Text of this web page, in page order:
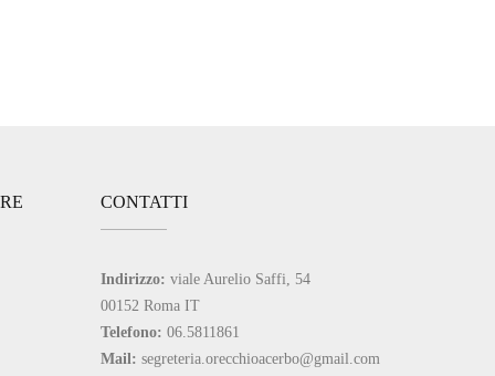
CONTATTI
Indirizzo: viale Aurelio Saffi, 54
00152 Roma IT
Telefono: 06.5811861
Mail: segreteria.orecchioacerbo@gmail.com